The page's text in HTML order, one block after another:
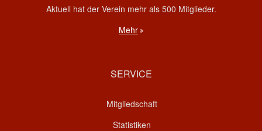
Aktuell hat der Verein mehr als 500 Mitglieder.
Mehr
SERVICE
Mitgliedschaft
Statistiken